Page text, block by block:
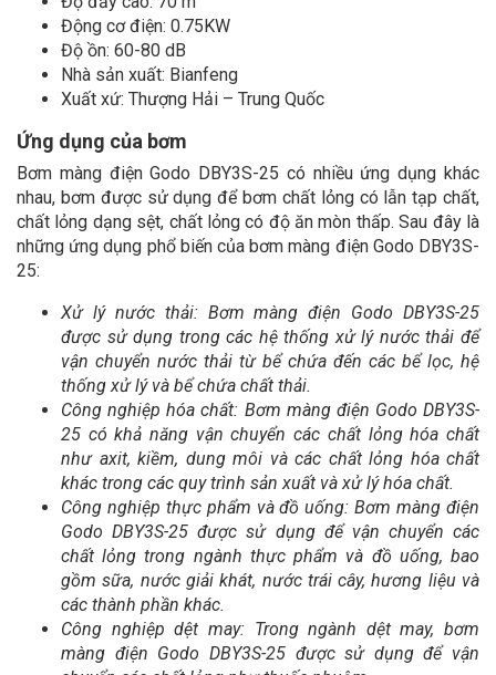
Động cơ điện: 0.75KW
Độ ồn: 60-80 dB
Nhà sản xuất: Bianfeng
Xuất xứ: Thượng Hải – Trung Quốc
Ứng dụng của bơm
Bơm màng điện Godo DBY3S-25 có nhiều ứng dụng khác
nhau, bơm được sử dụng để bơm chất lỏng có lẫn tạp chất,
chất lỏng dạng sệt, chất lỏng có độ ăn mòn thấp. Sau đây là
những ứng dụng phổ biến của bơm màng điện Godo DBY3S-
25:
Xử lý nước thải: Bơm màng điện Godo DBY3S-25
được sử dụng trong các hệ thống xử lý nước thải để
vận chuyển nước thải từ bể chứa đến các bể lọc, hệ
thống xử lý và bể chứa chất thải.
Công nghiệp hóa chất: Bơm màng điện Godo DBY3S-
25 có khả năng vận chuyển các chất lỏng hóa chất
như axit, kiềm, dung môi và các chất lỏng hóa chất
khác trong các quy trình sản xuất và xử lý hóa chất.
Công nghiệp thực phẩm và đồ uống: Bơm màng điện
Godo DBY3S-25 được sử dụng để vận chuyển các
chất lỏng trong ngành thực phẩm và đồ uống, bao
gồm sữa, nước giải khát, nước trái cây, hương liệu và
các thành phần khác.
Công nghiệp dệt may: Trong ngành dệt may, bơm
màng điện Godo DBY3S-25 được sử dụng để vận